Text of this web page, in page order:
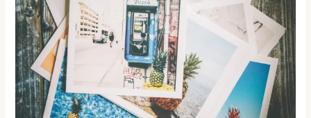
Waktu
dan
Tempat
dengan
Percetakan
Online
Bandung